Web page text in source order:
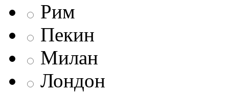
Рим
Пекин
Милан
Лондон